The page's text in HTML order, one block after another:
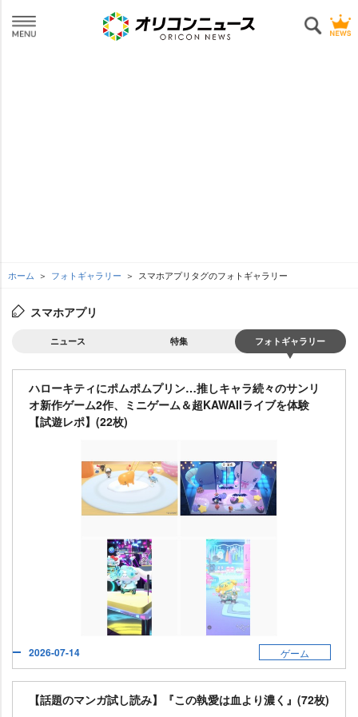
ホーム フォトギャラリー スマホアプリタグのフォトギャラリー
スマホアプリ
ニュース 特集 フォトギャラリー
ハローキティにポムポムプリン…推しキャラ続々のサンリ
オ新作ゲーム2作、ミニゲーム＆超KAWAIIライブを体験
【試遊レポ】(22枚)
2026-07-14 ゲーム
【話題のマンガ試し読み】『この執愛は血より濃く』(72枚)